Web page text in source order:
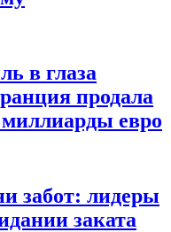
в глаза
продала
евро
забот: лидеры
заката